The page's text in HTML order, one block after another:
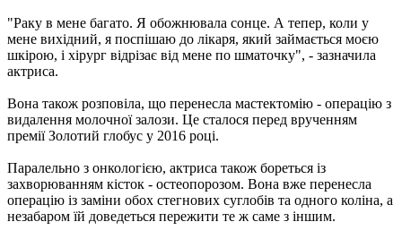
"Раку в мене багато. Я обожнювала сонце. А тепер, коли у
мене вихідний, я поспішаю до лікаря, який займається моєю
шкірою, і хірург відрізає від мене по шматочку", - зазначила
актриса.
Вона також розповіла, що перенесла мастектомію - операцію з
видалення молочної залози. Це сталося перед врученням
премії Золотий глобус у 2016 році.
Паралельно з онкологією, актриса також бореться із
захворюванням кісток - остеопорозом. Вона вже перенесла
операцію із заміни обох стегнових суглобів та одного коліна, а
незабаром їй доведеться пережити те ж саме з іншим.